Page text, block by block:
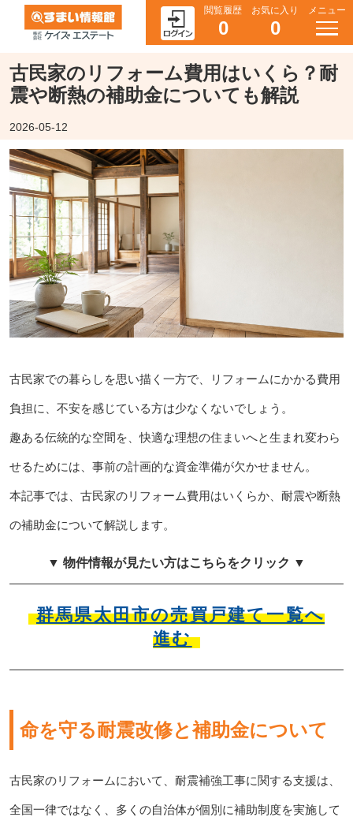
閲覧履歴
0
お気に入り
0
メニュー
古民家のリフォーム費用はいくら？耐
震や断熱の補助金についても解説
2026-05-12
古民家での暮らしを思い描く一方で、リフォームにかかる費用
負担に、不安を感じている方は少なくないでしょう。
趣ある伝統的な空間を、快適な理想の住まいへと生まれ変わら
せるためには、事前の計画的な資金準備が欠かせません。
本記事では、古民家のリフォーム費用はいくらか、耐震や断熱
の補助金について解説します。
▼ 物件情報が見たい方はこちらをクリック ▼
群馬県太田市の売買戸建て一覧へ
進む
命を守る耐震改修と補助金について
古民家のリフォームにおいて、耐震補強工事に関する支援は、
全国一律ではなく、多くの自治体が個別に補助制度を実施して